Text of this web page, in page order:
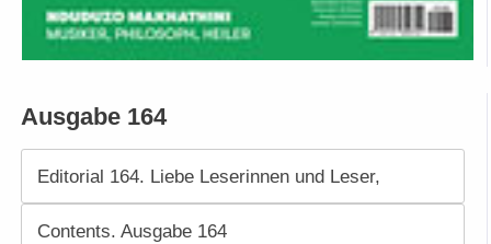
Ausgabe 164
Editorial 164. Liebe Leserinnen und Leser,
Contents. Ausgabe 164